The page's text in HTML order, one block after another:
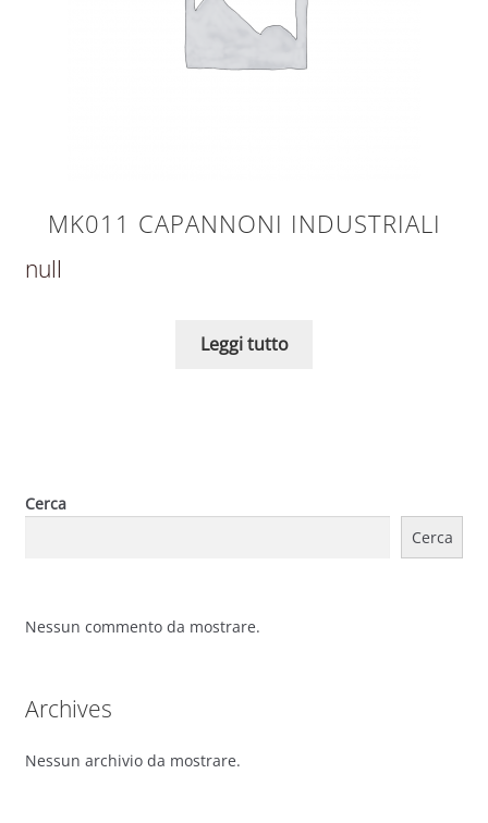
MK011 CAPANNONI INDUSTRIALI
null
Leggi tutto
Cerca
Cerca
Nessun commento da mostrare.
Archives
Nessun archivio da mostrare.